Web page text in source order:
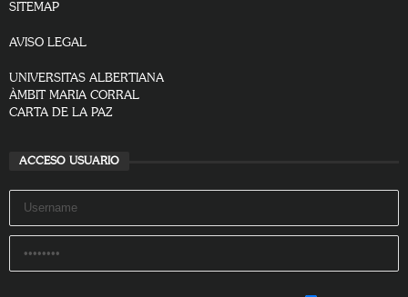
SITEMAP
AVISO LEGAL
UNIVERSITAS ALBERTIANA
ÀMBIT MARIA CORRAL
CARTA DE LA PAZ
ACCESO USUARIO